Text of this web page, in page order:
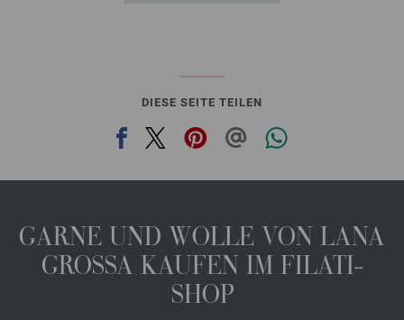
DIESE SEITE TEILEN
GARNE UND WOLLE VON LANA
GROSSA KAUFEN IM FILATI-
SHOP